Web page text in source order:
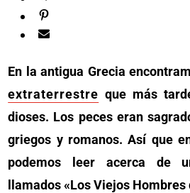
En la antigua Grecia
extraterrestre que más
dioses. Los peces eran
griegos y romanos. Así que
podemos leer acerca de
llamados «Los Viejos